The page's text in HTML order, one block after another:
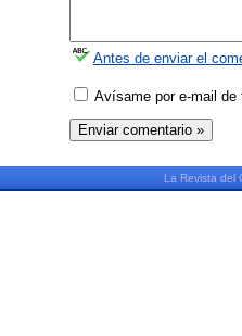
Antes de enviar el
Avísame por e-mail de
La Revista del